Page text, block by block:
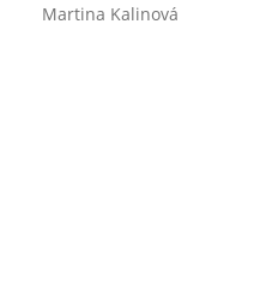
Martina Kalinová